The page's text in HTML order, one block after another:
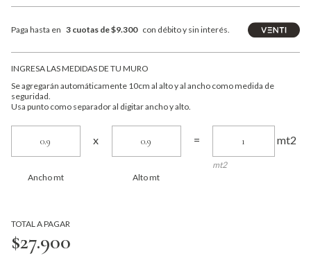
Paga hasta en 3 cuotas de $9.300 con débito y sin interés.
INGRESA LAS MEDIDAS DE TU MURO
Se agregarán automáticamente 10cm al alto y al ancho como medida de
seguridad.
Usa punto como separador al digitar ancho y alto.
Ancho mt
x
Alto mt
= mt2
mt2
TOTAL A PAGAR
$27.900